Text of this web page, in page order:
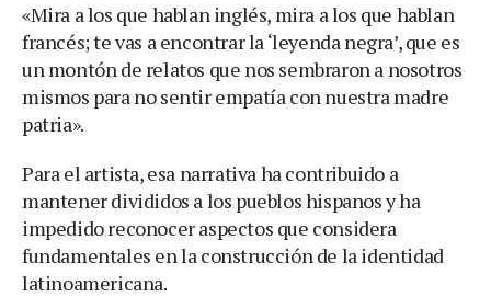
«Mira a los que hablan inglés, mira a los que hablan
francés; te vas a encontrar la ‘leyenda negra’, que es
un montón de relatos que nos sembraron a nosotros
mismos para no sentir empatía con nuestra madre
patria».
Para el artista, esa narrativa ha contribuido a
mantener divididos a los pueblos hispanos y ha
impedido reconocer aspectos que considera
fundamentales en la construcción de la identidad
latinoamericana.